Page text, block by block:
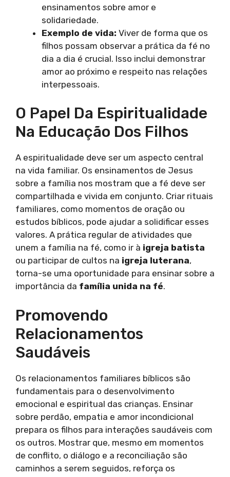
ensinamentos sobre amor e
solidariedade.
Exemplo de vida: Viver de forma que os
filhos possam observar a prática da fé no
dia a dia é crucial. Isso inclui demonstrar
amor ao próximo e respeito nas relações
interpessoais.
O Papel Da Espiritualidade
Na Educação Dos Filhos
A espiritualidade deve ser um aspecto central
na vida familiar. Os ensinamentos de Jesus
sobre a família nos mostram que a fé deve ser
compartilhada e vivida em conjunto. Criar rituais
familiares, como momentos de oração ou
estudos bíblicos, pode ajudar a solidificar esses
valores. A prática regular de atividades que
unem a família na fé, como ir à igreja batista
ou participar de cultos na igreja luterana,
torna-se uma oportunidade para ensinar sobre a
importância da família unida na fé.
Promovendo
Relacionamentos
Saudáveis
Os relacionamentos familiares bíblicos são
fundamentais para o desenvolvimento
emocional e espiritual das crianças. Ensinar
sobre perdão, empatia e amor incondicional
prepara os filhos para interações saudáveis com
os outros. Mostrar que, mesmo em momentos
de conflito, o diálogo e a reconciliação são
caminhos a serem seguidos, reforça os